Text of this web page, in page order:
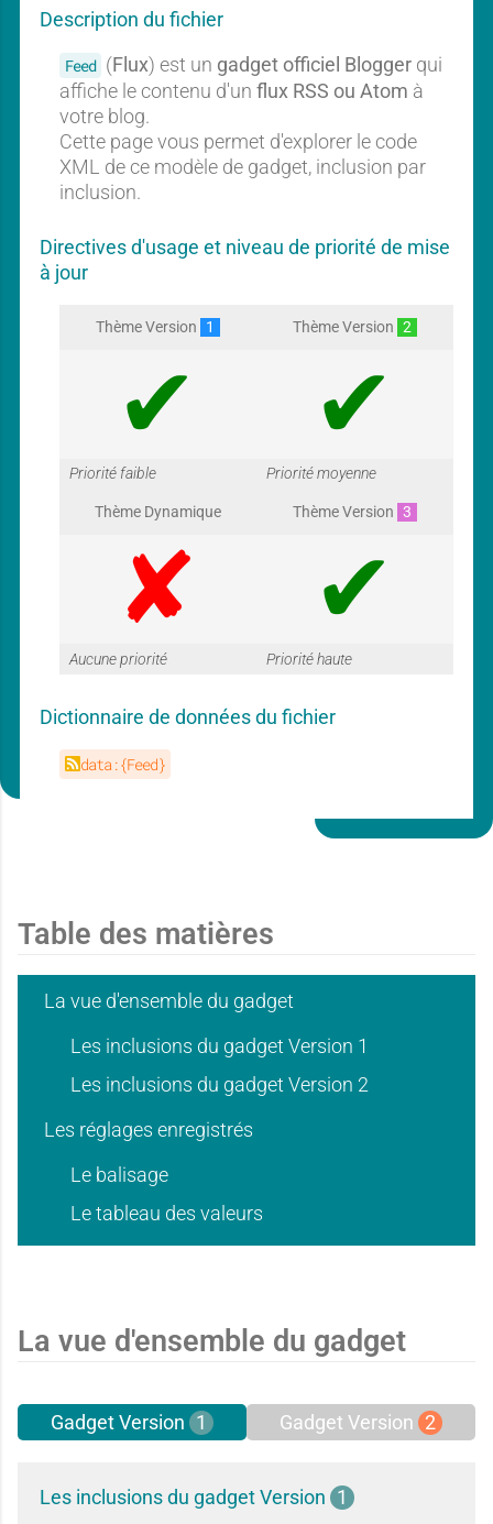
Description du fichier
Feed (Flux) est un gadget officiel Blogger qui
affiche le contenu d'un flux RSS ou Atom à
votre blog.
Cette page vous permet d'explorer le code
XML de ce modèle de gadget, inclusion par
inclusion.
Directives d'usage et niveau de priorité de mise
à jour
Thème Version 1
G
a
r
n
t
i
e
d
'
Priorité faible
Thème Version 2
G
a
r
a
t
e
d
'
Priorité moyenne
Thème Dynamique
G
a
r
a
n
t
i
e
Aucune priorité
Thème Version 3
G
a
a
n
t
i
e
Priorité haute
Dictionnaire de données du fichier
data:{Feed}
Table des matières
La vue d'ensemble du gadget
Les inclusions du gadget Version 1
Les inclusions du gadget Version 2
Les réglages enregistrés
Le balisage
Le tableau des valeurs
La vue d'ensemble du gadget
Gadget Version 1 Gadget Version 2
Les inclusions du gadget Version 1